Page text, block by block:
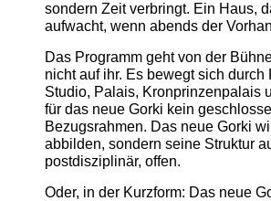
sondern Zeit verbringt. Ein Haus,
aufwacht, wenn abends der
Das Programm geht von der
nicht auf ihr. Es bewegt sich durch
Studio, Palais, Kronprinzenpalais
für das neue Gorki kein
Bezugsrahmen. Das neue Gorki
abbilden, sondern seine Struktur
postdisziplinär, offen.
Oder, in der Kurzform: Das neue